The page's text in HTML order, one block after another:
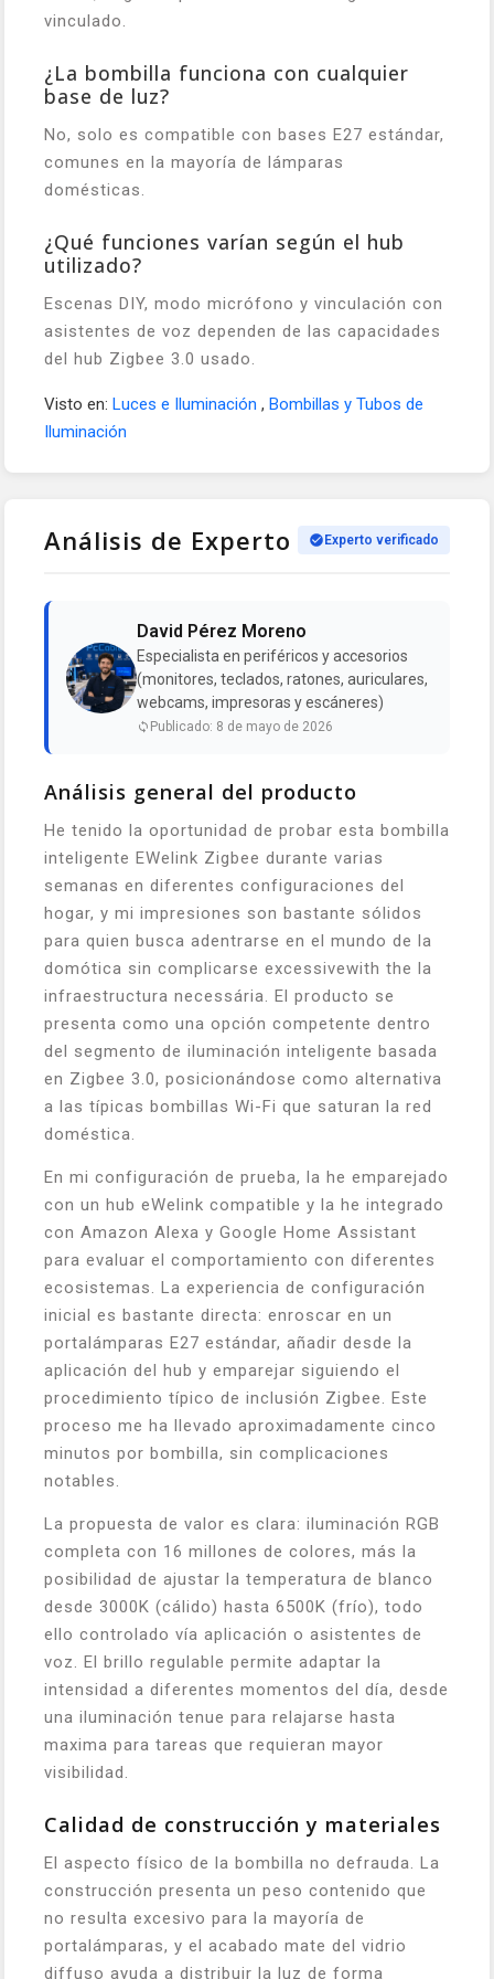
vinculado.
¿La bombilla funciona con cualquier
base de luz?
No, solo es compatible con bases E27 estándar,
comunes en la mayoría de lámparas
domésticas.
¿Qué funciones varían según el hub
utilizado?
Escenas DIY, modo micrófono y vinculación con
asistentes de voz dependen de las capacidades
del hub Zigbee 3.0 usado.
Visto en: Luces e Iluminación , Bombillas y Tubos de
Iluminación
Análisis de Experto Experto verificado
David Pérez Moreno
Especialista en periféricos y accesorios
(monitores, teclados, ratones, auriculares,
webcams, impresoras y escáneres)
Publicado: 8 de mayo de 2026
Análisis general del producto
He tenido la oportunidad de probar esta bombilla
inteligente EWelink Zigbee durante varias
semanas en diferentes configuraciones del
hogar, y mi impresiones son bastante sólidos
para quien busca adentrarse en el mundo de la
domótica sin complicarse excessivewith the la
infraestructura necessária. El producto se
presenta como una opción competente dentro
del segmento de iluminación inteligente basada
en Zigbee 3.0, posicionándose como alternativa
a las típicas bombillas Wi-Fi que saturan la red
doméstica.
En mi configuración de prueba, la he emparejado
con un hub eWelink compatible y la he integrado
con Amazon Alexa y Google Home Assistant
para evaluar el comportamiento con diferentes
ecosistemas. La experiencia de configuración
inicial es bastante directa: enroscar en un
portalámparas E27 estándar, añadir desde la
aplicación del hub y emparejar siguiendo el
procedimiento típico de inclusión Zigbee. Este
proceso me ha llevado aproximadamente cinco
minutos por bombilla, sin complicaciones
notables.
La propuesta de valor es clara: iluminación RGB
completa con 16 millones de colores, más la
posibilidad de ajustar la temperatura de blanco
desde 3000K (cálido) hasta 6500K (frío), todo
ello controlado vía aplicación o asistentes de
voz. El brillo regulable permite adaptar la
intensidad a diferentes momentos del día, desde
una iluminación tenue para relajarse hasta
maxima para tareas que requieran mayor
visibilidad.
Calidad de construcción y materiales
El aspecto físico de la bombilla no defrauda. La
construcción presenta un peso contenido que
no resulta excesivo para la mayoría de
portalámparas, y el acabado mate del vidrio
diffuso ayuda a distribuir la luz de forma